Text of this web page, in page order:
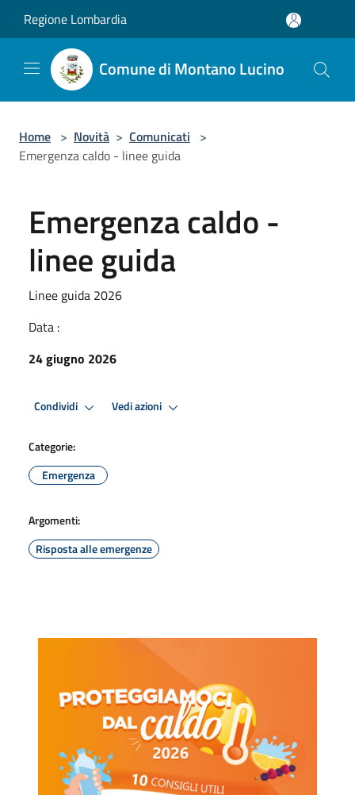
Regione Lombardia
Comune di Montano Lucino
Home > Novità > Comunicati >
Emergenza caldo - linee guida
Emergenza caldo -
linee guida
Linee guida 2026
Data :
24 giugno 2026
Condividi Vedi azioni
Categorie:
Emergenza
Argomenti:
Risposta alle emergenze